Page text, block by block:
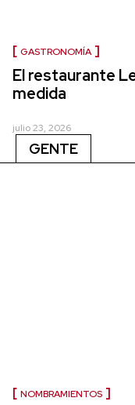
GASTRONOMÍA
El restaurante
medida
julio 23, 2026
GENTE
NOMBRAMIENTOS